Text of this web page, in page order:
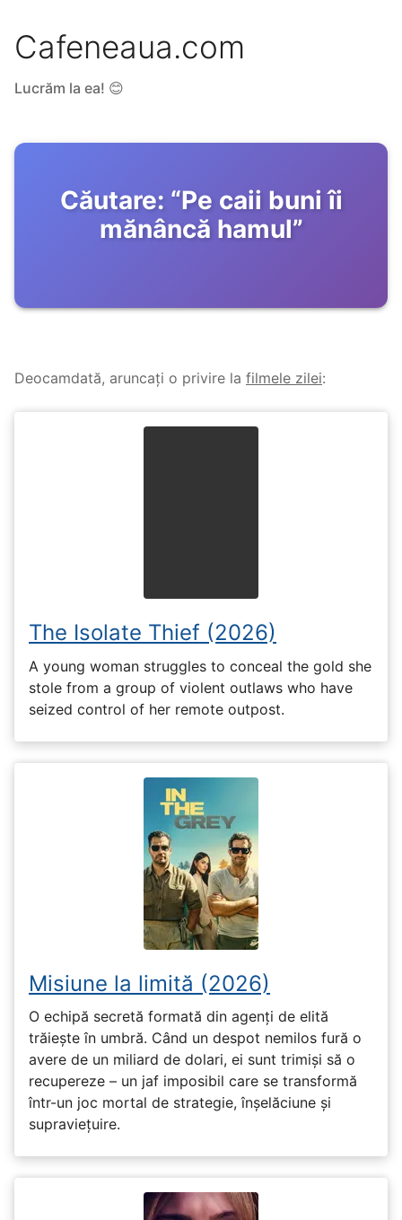
Cafeneaua.com
Lucrăm la ea! 😊
Căutare: “Pe caii buni îi
mănâncă hamul”
Deocamdată, aruncați o privire la filmele zilei:
The Isolate Thief (2026)
A young woman struggles to conceal the gold she
stole from a group of violent outlaws who have
seized control of her remote outpost.
Misiune la limită (2026)
O echipă secretă formată din agenți de elită
trăiește în umbră. Când un despot nemilos fură o
avere de un miliard de dolari, ei sunt trimiși să o
recupereze – un jaf imposibil care se transformă
într-un joc mortal de strategie, înșelăciune și
supraviețuire.